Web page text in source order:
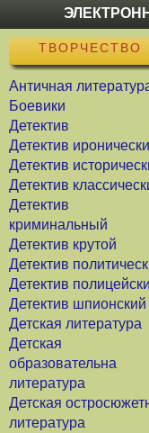
ТВОРЧЕСТВО
Античная
Боевики
Детектив
Детектив
Детектив
Детектив
Детектив
криминальный
Детектив крутой
Детектив
Детектив
Детектив шпионский
Детская литература
Детская
образовательна
литература
Детская
литература